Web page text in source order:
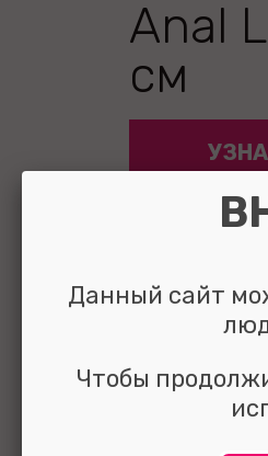
Anal
см
выбрать
Данный сайт
Чтобы